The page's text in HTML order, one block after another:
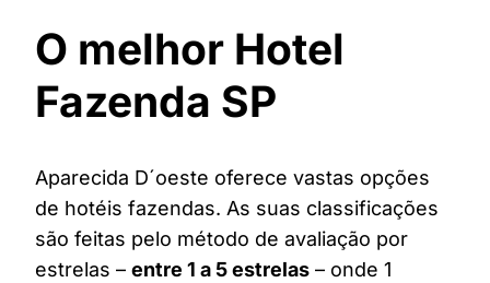
O melhor Hotel
Fazenda SP
Aparecida D´oeste oferece vastas opções
de hotéis fazendas. As suas classificações
são feitas pelo método de avaliação por
estrelas – entre 1 a 5 estrelas – onde 1